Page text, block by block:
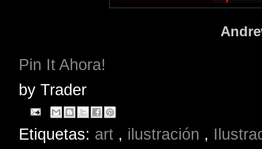
Pin It Ahora!
by Trader
Etiquetas: art , ilustración ,